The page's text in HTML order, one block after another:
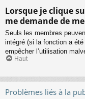
Lorsque je clique
me demande de
Seuls les membres
intégré (si la fonction a
empêcher l’utilisation
Haut
Problèmes liés à la